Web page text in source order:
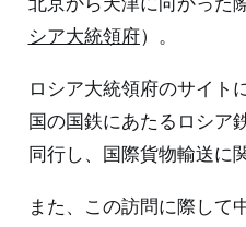
シア大統領府）。
ロシア大統領府のサイト
国の国鉄にあたるロシア
同行し、国際貨物輸送に
また、この訪問に際して